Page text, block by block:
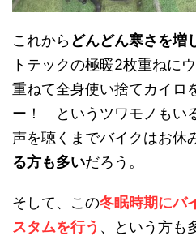
これからどんどん寒さを増
トテックの極暖2枚重ねに
重ねて全身使い捨てカイロ
ー！ というツワモノもい
声を聴くまでバイクはお休
る方も多いだろう。
そして、この冬眠時期にバ
スタムを行う 、という方も